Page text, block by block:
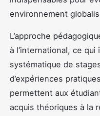
environnement
L’approche
à l’international, ce qui
systématique de
d’expériences
permettent aux
acquis théoriques à la